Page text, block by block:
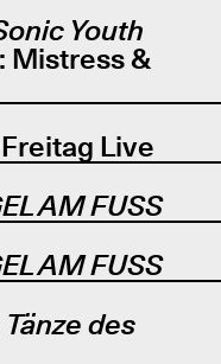
Youth
Mistress &
Live
AM FUSS
AM FUSS
Tänze des